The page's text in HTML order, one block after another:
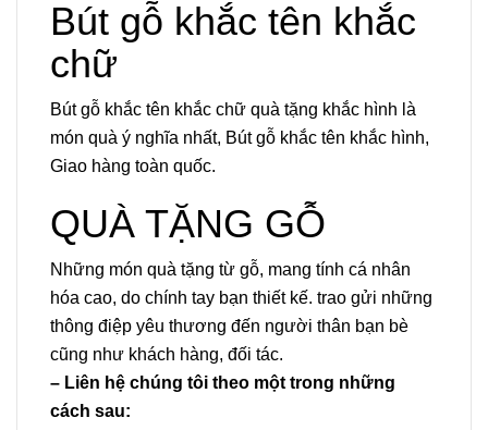
Bút gỗ khắc tên khắc
chữ
Bút gỗ khắc tên khắc chữ quà tặng khắc hình là
món quà ý nghĩa nhất, Bút gỗ khắc tên khắc hình,
Giao hàng toàn quốc.
QUÀ TẶNG GỖ
Những món quà tặng từ gỗ, mang tính cá nhân
hóa cao, do chính tay bạn thiết kế. trao gửi những
thông điệp yêu thương đến người thân bạn bè
cũng như khách hàng, đối tác.
– Liên hệ chúng tôi theo một trong những
cách sau: